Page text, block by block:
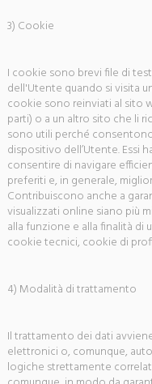
3) Cookie
I cookie sono brevi file di
dell'Utente quando si visita
cookie sono reinviati al sito
parti) o a un altro sito che li
sono utili perché
dispositivo dell’Utente. Essi
consentire di navigare
preferiti e, in generale,
Contribuiscono anche a
visualizzati online siano più
alla funzione e alla finalità
cookie tecnici, cookie di
4) Modalità di trattamento
Il trattamento dei dati
elettronici o, comunque,
logiche strettamente